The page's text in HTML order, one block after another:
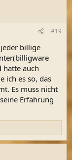
#19
billige
hatte auch
ich es so, das
Es muss nicht
Erfahrung